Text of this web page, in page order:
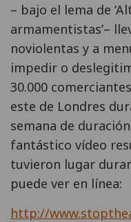
– bajo el lema de
armamentistas’–
noviolentas y a
impedir o
30.000
este de Londres
semana de
fantástico vídeo
tuvieron lugar
puede ver en línea:
http://